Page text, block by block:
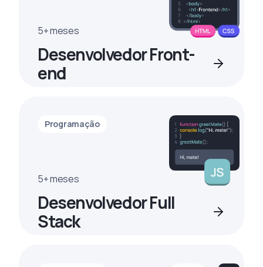
5+ meses
Desenvolvedor Front-
end
Programação
5+ meses
Desenvolvedor Full
Stack